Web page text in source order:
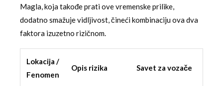
Magla, koja takođe prati ove vremenske prilike,
dodatno smažuje vidljivost, čineći kombinaciju ova dva
faktora izuzetno rizičnom.
Lokacija /
Fenomen
Opis rizika Savet za vozače